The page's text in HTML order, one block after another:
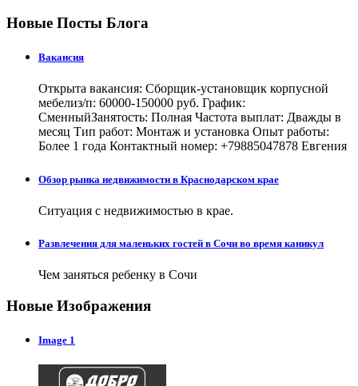
Новые Посты Блога
Вакансия
Открыта вакансия: Сборщик-установщик корпусной
мебелиз/п: 60000-150000 руб. График:
СменныйЗанятость: Полная Частота выплат: Дважды в
месяц Тип работ: Монтаж и установка Опыт работы:
Более 1 года Контактный номер: +79885047878 Евгения
Обзор рынка недвижимости в Краснодарском крае
Ситуация с недвижимостью в крае.
Развлечения для маленьких гостей в Сочи во время каникул
Чем заняться ребенку в Сочи
Новые Изображения
Image 1